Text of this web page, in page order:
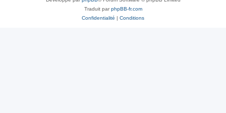
Traduit parphpBB-fr.com
Confidentialité | Conditions